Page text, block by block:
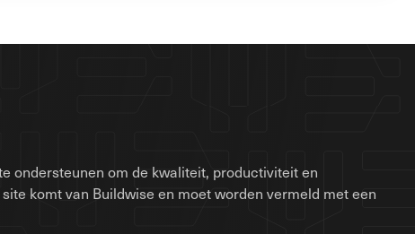
ondersteunen om de kwaliteit, productiviteit en
komt van Buildwise en moet worden vermeld met een